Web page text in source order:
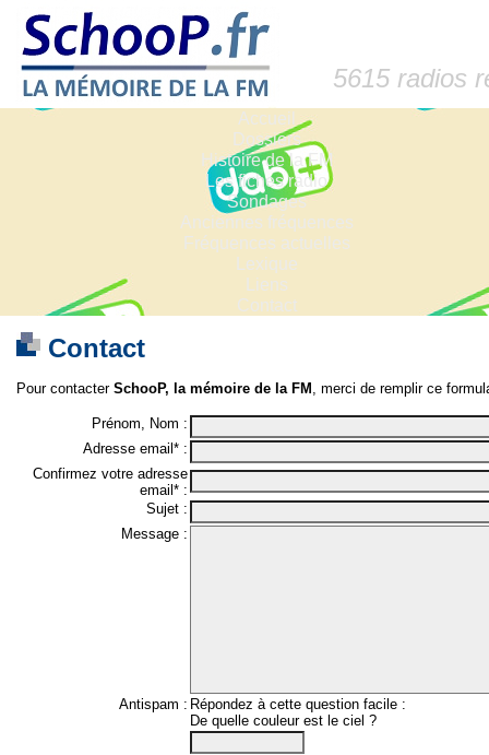
5615 radios
Accueil
Dossiers
Histoire de la FM
Les fiches radio
Sondages
Anciennes fréquences
Fréquences actuelles
Lexique
Liens
Contact
Contact
Pour contacter SchooP, la mémoire de la FM , merci de remplir ce
Prénom, Nom :
Adresse email* :
Confirmez votre adresse
email* :
Sujet :
Message :
Antispam : Répondez à cette question facile :
De quelle couleur est le ciel ?